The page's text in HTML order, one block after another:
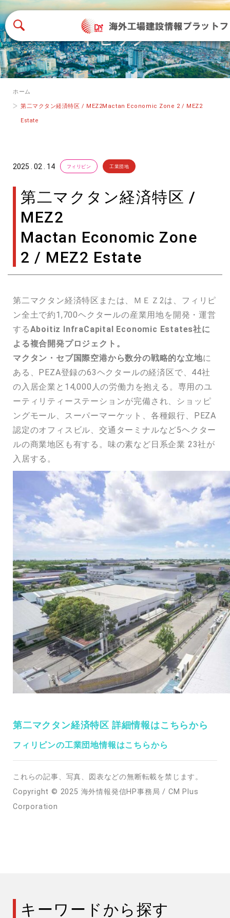
トピック
ホーム
第二マクタン経済特区 / MEZ2Mactan Economic Zone 2 / MEZ2
Estate
2025 . 02 . 14 フィリピン 工業団地
第二マクタン経済特区 /
MEZ2
Mactan Economic Zone
2 / MEZ2 Estate
第二マクタン経済特区または、ＭＥＺ2は、フィリピ
ン全土で約1,700ヘクタールの産業用地を開発・運営
する Aboitiz InfraCapital Economic Estates社に
よる複合開発プロジェクト。
マクタン・セブ国際空港から数分の戦略的な立地に
ある、PEZA登録の63ヘクタールの経済区で、44社
の入居企業と14,000人の労働力を抱える。専用のユ
ーティリティーステーションが完備され、ショッピ
ングモール、スーパーマーケット、各種銀行、PEZA
認定のオフィスビル、交通ターミナルなど5ヘクター
ルの商業地区も有する。味の素など日系企業 23社が
入居する。
第二マクタン経済特区 詳細情報はこちらから
フィリピンの工業団地情報はこちらから
これらの記事、写真、図表などの無断転載を禁じます。
Copyright © 2025 海外情報発信HP事務局 / CM Plus
Corporation
キーワードから探す